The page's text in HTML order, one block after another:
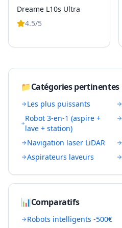
Dreame L10s Ultra
4.5/5
📁Catégories pertinentes
Les plus puissants
Robot 3-en-1 (aspire +
lave + station)
Navigation laser LiDAR
Aspirateurs laveurs
📊Comparatifs
Robots intelligents -500€